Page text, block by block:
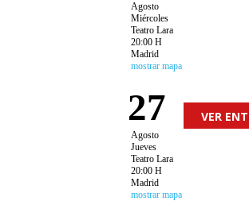
Agosto
Miércoles
Teatro Lara
20:00 H
Madrid
mostrar mapa
27 VER
Agosto
Jueves
Teatro Lara
20:00 H
Madrid
mostrar mapa